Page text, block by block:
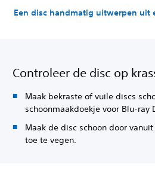
Een disc handmatig uitwerpen uit
Controleer de disc op
Maak bekraste of vuile discs
schoonmaakdoekje voor Blu-ray
Maak de disc schoon door
toe te vegen.